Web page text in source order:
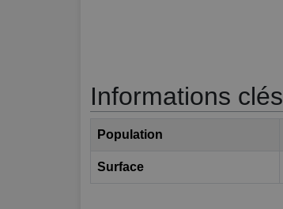
Informations clés
Population
Surface